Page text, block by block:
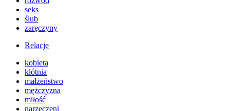
seks
ślub
zaręczyny
Relacje
kobieta
kłótnia
małżeństwo
mężczyzna
miłość
narzeczeni